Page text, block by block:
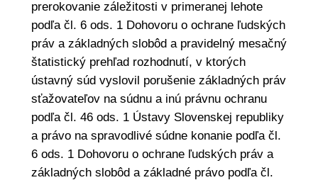
prerokovanie záležitosti v primeranej lehote
podľa čl. 6 ods. 1 Dohovoru o ochrane ľudských
práv a základných slobôd a pravidelný mesačný
štatistický prehľad rozhodnutí, v ktorých
ústavný súd vyslovil porušenie základných práv
sťažovateľov na súdnu a inú právnu ochranu
podľa čl. 46 ods. 1 Ústavy Slovenskej republiky
a právo na spravodlivé súdne konanie podľa čl.
6 ods. 1 Dohovoru o ochrane ľudských práv a
základných slobôd a základné právo podľa čl.